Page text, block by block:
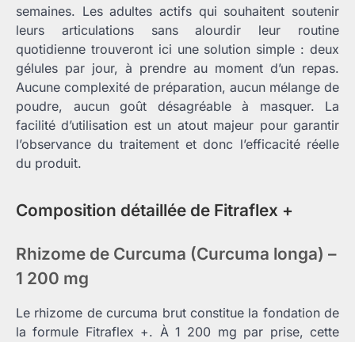
semaines. Les adultes actifs qui souhaitent soutenir
leurs articulations sans alourdir leur routine
quotidienne trouveront ici une solution simple : deux
gélules par jour, à prendre au moment d’un repas.
Aucune complexité de préparation, aucun mélange de
poudre, aucun goût désagréable à masquer. La
facilité d’utilisation est un atout majeur pour garantir
l’observance du traitement et donc l’efficacité réelle
du produit.
Composition détaillée de Fitraflex +
Rhizome de Curcuma (Curcuma longa) –
1 200 mg
Le rhizome de curcuma brut constitue la fondation de
la formule Fitraflex +. À 1 200 mg par prise, cette